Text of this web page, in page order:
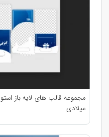
مجموعه قالب های لایه باز
میلادی